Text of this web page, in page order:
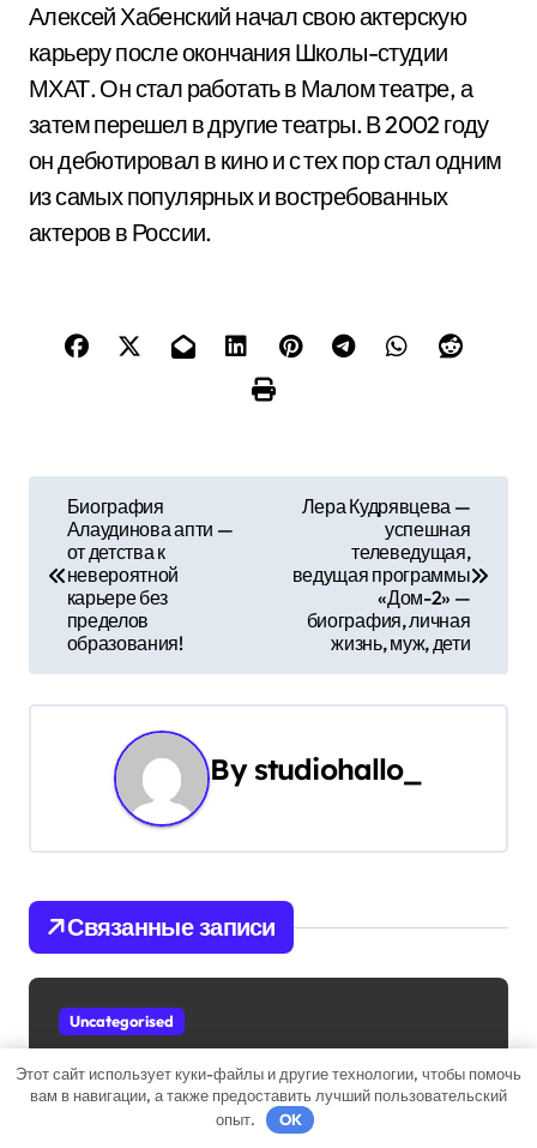
Алексей Хабенский начал свою актерскую
карьеру после окончания Школы-студии
МХАТ. Он стал работать в Малом театре, а
затем перешел в другие театры. В 2002 году
он дебютировал в кино и с тех пор стал одним
из самых популярных и востребованных
актеров в России.
г
и
я
п
о
з
а
Биография
Алаудинова апти —
от детства к
невероятной
карьере без
пределов
образования!
Лера Кудрявцева —
успешная
телеведущая,
ведущая программы
«Дом-2» —
биография, личная
жизнь, муж, дети
By studiohallo_
Связанные записи
Uncategorised
Этот сайт использует куки-файлы и другие технологии, чтобы помочь
вам в навигации, а также предоставить лучший пользовательский
опыт.
OK